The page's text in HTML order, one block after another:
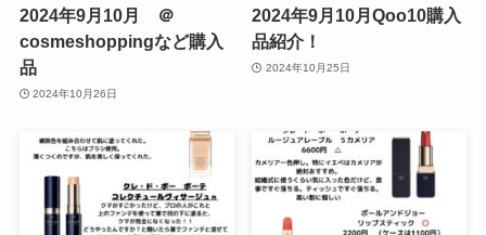
2024年9月10月 ＠
cosmeshoppingなど購入
品
2024年10月26日
2024年9月10月Qoo10購入
品紹介！
2024年10月25日